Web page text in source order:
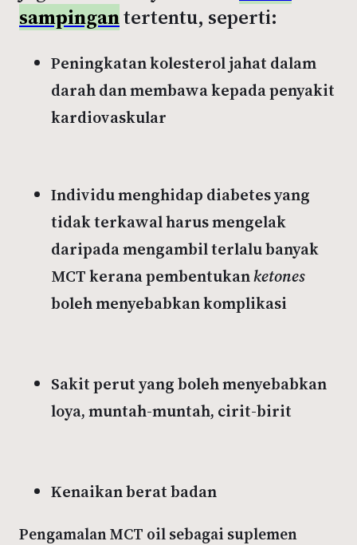
sampingantertentu, seperti:
Peningkatan kolesterol jahat dalam
darah dan membawa kepada penyakit
kardiovaskular
Individu menghidap diabetes yang
tidak terkawal harus mengelak
daripada mengambil terlalu banyak
MCT kerana pembentukanketones
boleh menyebabkan komplikasi
Sakit perut yang boleh menyebabkan
loya, muntah-muntah, cirit-birit
Kenaikan berat badan
Pengamalan MCT oil sebagai suplemen